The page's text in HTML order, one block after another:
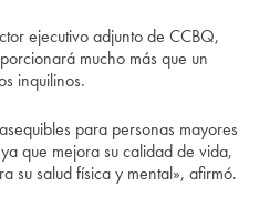
ejecutivo adjunto de CCBQ,
mucho más que un
inquilinos.
para personas mayores
que mejora su calidad de vida,
su salud física y mental», afirmó.